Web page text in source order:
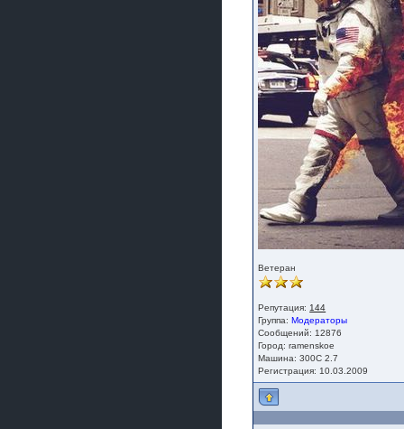
Ветеран
Репутация: 144
Группа:Модераторы
Сообщений: 12876
Город: ramenskoe
Машина: 300C 2.7
Регистрация: 10.03.2009